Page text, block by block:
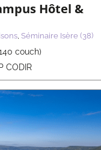
Hôtel &
, Séminaire Isère (38)
couch)
CODIR